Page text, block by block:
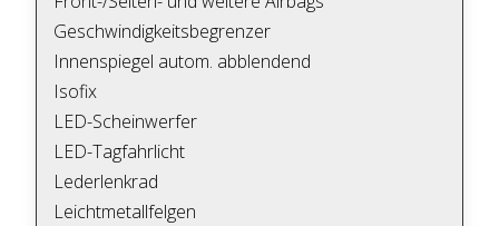
Geschwindigkeitsbegrenzer
Innenspiegel autom. abblendend
Isofix
LED-Scheinwerfer
LED-Tagfahrlicht
Lederlenkrad
Leichtmetallfelgen